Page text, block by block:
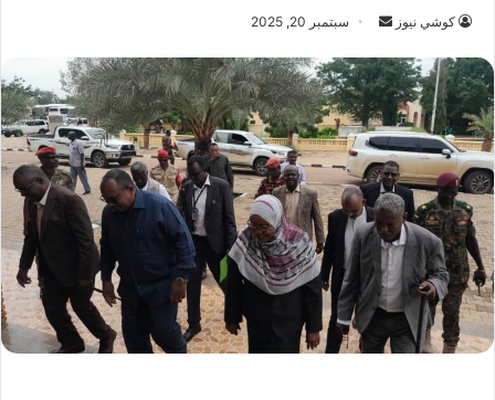
كوشي نيوز
س
ل
ب
ر
ي
د
ا
ل
ك
سبتمبر 20, 2025